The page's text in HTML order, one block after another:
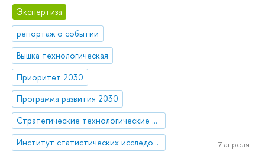
Экспертиза
репортаж о событии
Вышка технологическая
Приоритет 2030
Программа развития 2030
Стратегические технологические проекты
Институт статистических исследований и экономики знаний
7 апреля